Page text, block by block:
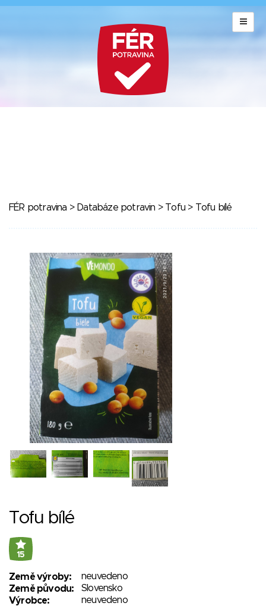
FÉR potravina > Databáze potravin > Tofu > Tofu bílé
Tofu bílé
15
Země výroby:
neuvedeno
Země původu:
Slovensko
Výrobce:
neuvedeno